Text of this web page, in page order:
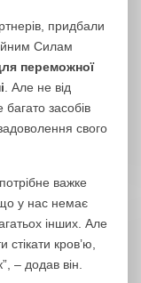
придбали
Силам
переможної
Але не від
засобів
свого
важке
у нас немає
інших. Але
кров’ю,
– додав він.